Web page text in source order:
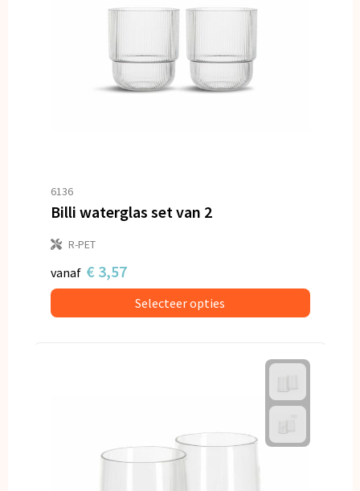
6136
Billi waterglas set van 2
R-PET
vanaf € 3,57
Selecteer opties